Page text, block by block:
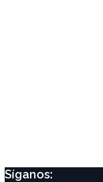
Síganos: